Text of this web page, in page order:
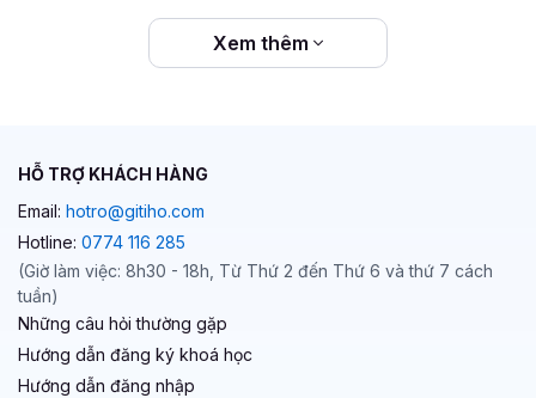
Xem thêm
HỖ TRỢ KHÁCH HÀNG
Email: hotro@gitiho.com
Hotline: 0774 116 285
(Giờ làm việc: 8h30 - 18h, Từ Thứ 2 đến Thứ 6 và thứ 7 cách
tuần)
Những câu hỏi thường gặp
Hướng dẫn đăng ký khoá học
Hướng dẫn đăng nhập